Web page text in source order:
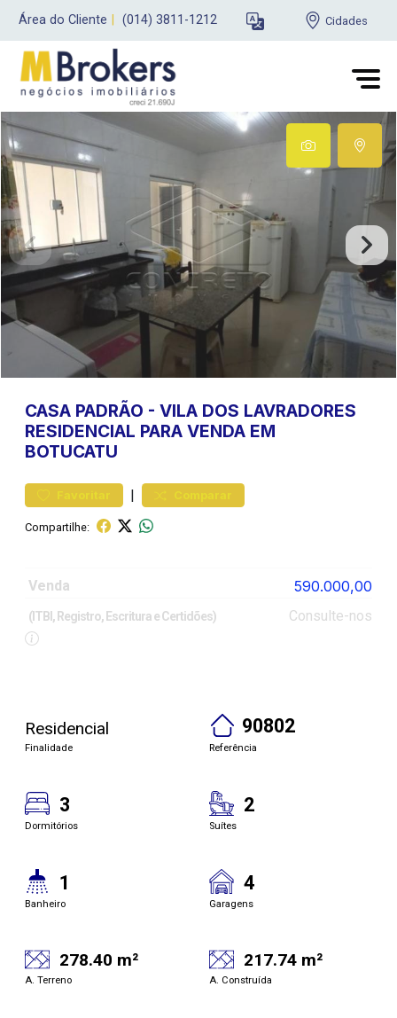
Área do Cliente (014) 3811-1212 Cidades
CASA PADRÃO - VILA DOS LAVRADORES
RESIDENCIAL PARA VENDA EM
BOTUCATU
Favoritar | Comparar
Compartilhe:
Venda 590.000,00
(ITBI, Registro, Escritura e Certidões) Consulte-nos
Residencial
Finalidade
90802
Referência
3
Dormitórios
2
Suítes
1
Banheiro
4
Garagens
278.40 m²
A. Terreno
217.74 m²
A. Construída